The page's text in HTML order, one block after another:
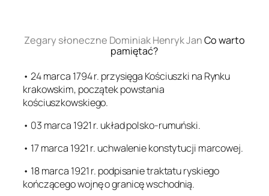
Zegary słoneczne Dominiak Henryk JanCo warto
pamiętać?
• 24 marca 1794 r. przysięga Kościuszki na Rynku
krakowskim, początek powstania
kościuszkowskiego.
• 03 marca 1921 r. układ polsko-rumuński.
• 17 marca 1921 r. uchwalenie konstytucji marcowej.
• 18 marca 1921 r. podpisanie traktatu ryskiego
kończącego wojnę o granicę wschodnią.